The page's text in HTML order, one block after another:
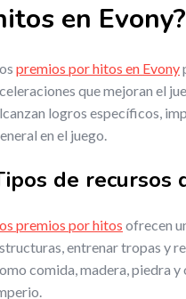
en Evony?
premios por hitos en Evony
que mejoran el
logros específicos,
en el juego.
de recursos
premios por hitos ofrecen
entrenar tropas y
comida, madera, piedra